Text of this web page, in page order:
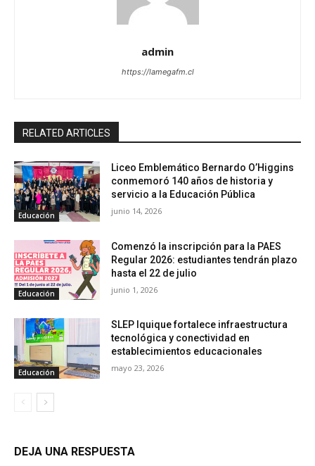
admin
https://lamegafm.cl
RELATED ARTICLES
Educación
Liceo Emblemático Bernardo O’Higgins
conmemoró 140 años de historia y
servicio a la Educación Pública
junio 14, 2026
Educación
Comenzó la inscripción para la PAES
Regular 2026: estudiantes tendrán plazo
hasta el 22 de julio
junio 1, 2026
Educación
SLEP Iquique fortalece infraestructura
tecnológica y conectividad en
establecimientos educacionales
mayo 23, 2026
DEJA UNA RESPUESTA